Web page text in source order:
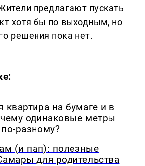
предлагают пускать
хотя бы по выходным, но
решения пока нет.
квартира на бумаге и в
одинаковые метры
разному?
(и пап): полезные
для родительства